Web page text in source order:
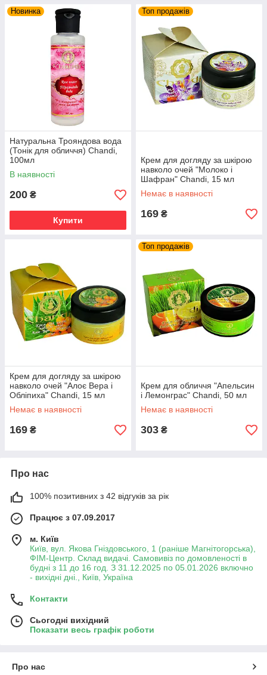
Новинка
Натуральна Трояндова вода
(Тонік для обличчя) Chandi,
100мл
В наявності
200 ₴
Купити
Топ продажів
Крем для догляду за шкірою
навколо очей "Молоко і
Шафран" Chandi, 15 мл
Немає в наявності
169 ₴
Крем для догляду за шкірою
навколо очей "Алоє Вера і
Обліпиха" Chandi, 15 мл
Немає в наявності
169 ₴
Топ продажів
Крем для обличчя "Апельсин
і Лемонграс" Chandi, 50 мл
Немає в наявності
303 ₴
Про нас
100% позитивних з 42 відгуків за рік
Працює з 07.09.2017
м. Київ
Київ, вул. Якова Гніздовського, 1 (раніше Магнітогорська),
ФІМ-Центр. Склад видачі. Самовивіз по домовленості в
будні з 11 до 16 год. З 31.12.2025 по 05.01.2026 включно
- вихідні дні., Київ, Україна
Контакти
Сьогодні вихідний
Показати весь графік роботи
Про нас